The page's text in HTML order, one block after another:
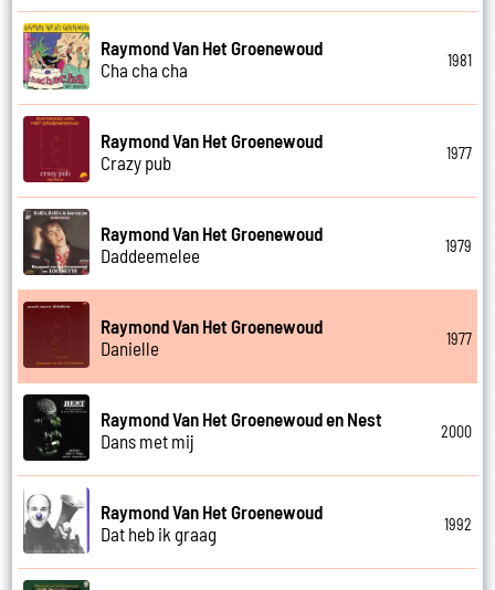
Raymond Van Het Groenewoud
Cha cha cha
1981
Raymond Van Het Groenewoud
Crazy pub
1977
Raymond Van Het Groenewoud
Daddeemelee
1979
Raymond Van Het Groenewoud
Danielle
1977
Raymond Van Het Groenewoud en Nest
Dans met mij
2000
Raymond Van Het Groenewoud
Dat heb ik graag
1992